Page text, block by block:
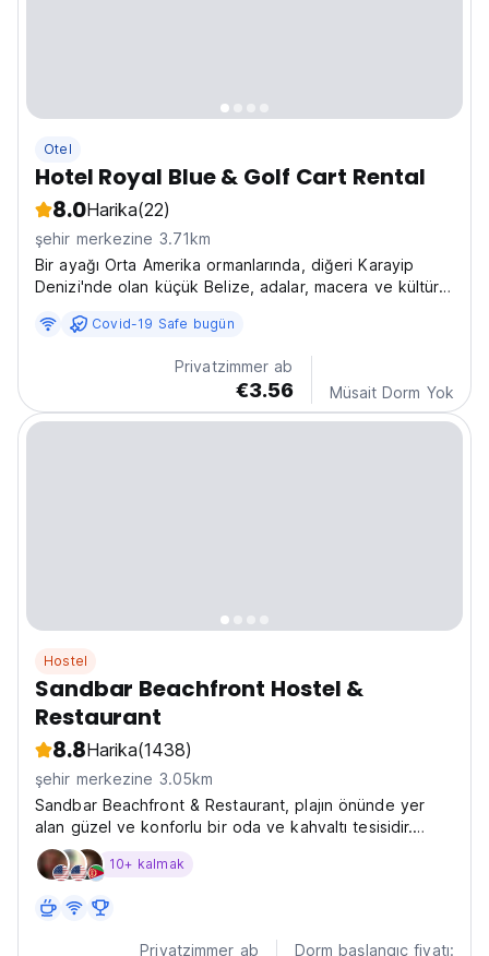
Otel
Hotel Royal Blue & Golf Cart Rental
8.0Harika(22)
şehir merkezine 3.71km
Bir ayağı Orta Amerika ormanlarında, diğeri Karayip
Denizi'nde olan küçük Belize, adalar, macera ve kültürle
Covid-19 Safe bugün
Privatzimmer ab
€3.56 Müsait Dorm Yok
Hostel
Sandbar Beachfront Hostel &
Restaurant
8.8Harika(1438)
şehir merkezine 3.05km
Sandbar Beachfront & Restaurant, plajın önünde yer
alan güzel ve konforlu bir oda ve kahvaltı tesisidir.
Ücretsiz Wi-Fi, klima, kilitli dolaplar vb. sunmaktadır.
10+ kalmak
Privatzimmer ab Dorm başlangıç fiyatı: